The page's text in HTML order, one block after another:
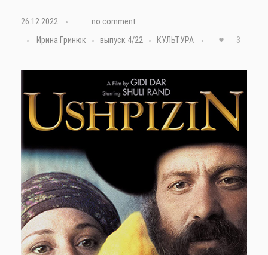
26.12.2022
no comment
Ирина Гринюк
выпуск 4/22 КУЛЬТУРА 3